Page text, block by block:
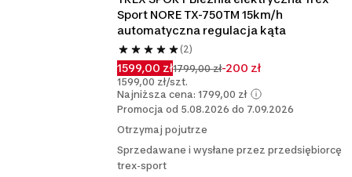
Sport NORE TX-750TM 15km/h
automatyczna regulacja kąta
(2)
1599,00 zł1799,00 zł-200 zł
1599,00 zł/szt.
Najniższa cena: 1799,00 zł
Promocja od 5.08.2026 do 7.09.2026
Otrzymaj pojutrze
Sprzedawane i wysłane przez przedsiębiorcę
trex-sport